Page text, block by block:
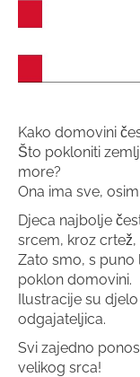
Kako domovini
Što pokloniti
more?
Ona ima sve,
Djeca najbolje
srcem, kroz
Zato smo, s puno
poklon domovini.
Ilustracije su
odgajateljica.
Svi zajedno
velikog srca!